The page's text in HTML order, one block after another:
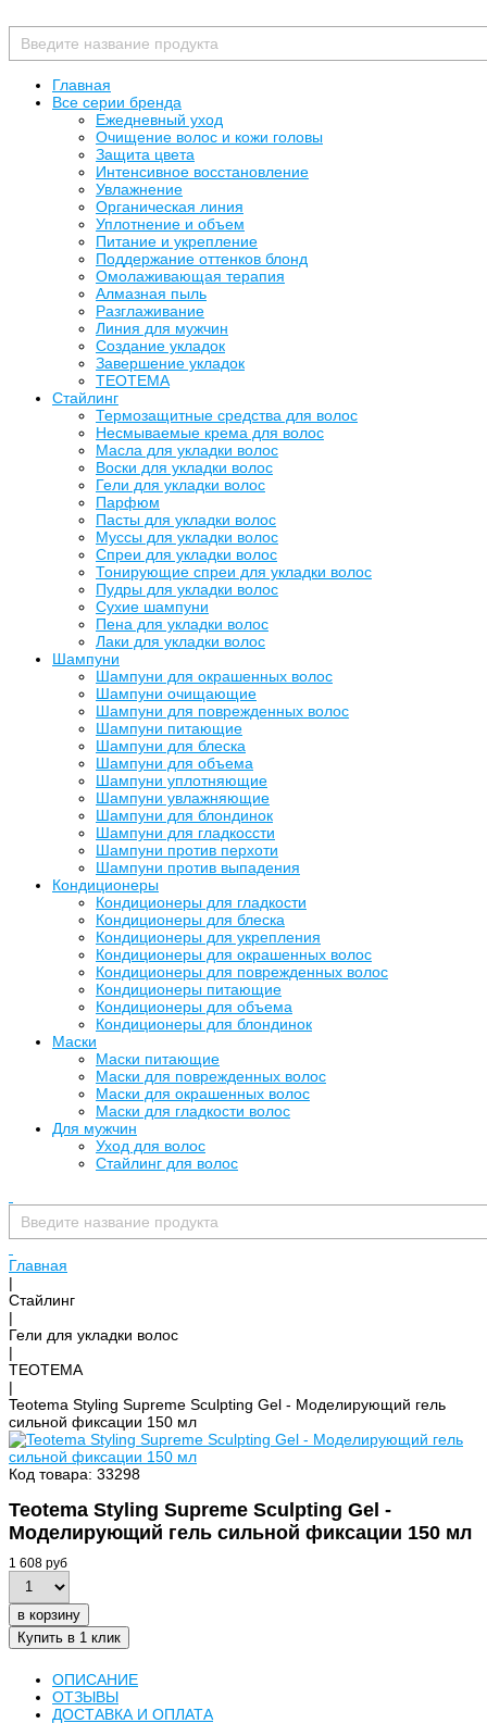
Главная
Все серии бренда
Ежедневный уход
Очищение волос и кожи головы
Защита цвета
Интенсивное восстановление
Увлажнение
Органическая линия
Уплотнение и объем
Питание и укрепление
Поддержание оттенков блонд
Омолаживающая терапия
Алмазная пыль
Разглаживание
Линия для мужчин
Создание укладок
Завершение укладок
TEOTEMA
Стайлинг
Термозащитные средства для волос
Несмываемые крема для волос
Масла для укладки волос
Воски для укладки волос
Гели для укладки волос
Парфюм
Пасты для укладки волос
Муссы для укладки волос
Спреи для укладки волос
Тонирующие спреи для укладки волос
Пудры для укладки волос
Сухие шампуни
Пена для укладки волос
Лаки для укладки волос
Шампуни
Шампуни для окрашенных волос
Шампуни очищающие
Шампуни для поврежденных волос
Шампуни питающие
Шампуни для блеска
Шампуни для объема
Шампуни уплотняющие
Шампуни увлажняющие
Шампуни для блондинок
Шампуни для гладкоссти
Шампуни против перхоти
Шампуни против выпадения
Кондиционеры
Кондиционеры для гладкости
Кондиционеры для блеска
Кондиционеры для укрепления
Кондиционеры для окрашенных волос
Кондиционеры для поврежденных волос
Кондиционеры питающие
Кондиционеры для объема
Кондиционеры для блондинок
Маски
Маски питающие
Маски для поврежденных волос
Маски для окрашенных волос
Маски для гладкости волос
Для мужчин
Уход для волос
Стайлинг для волос
Главная
|
Стайлинг
|
Гели для укладки волос
|
TEOTEMA
|
Teotema Styling Supreme Sculpting Gel - Моделирующий гель
сильной фиксации 150 мл
Код товара: 33298
Teotema Styling Supreme Sculpting Gel -
Моделирующий гель сильной фиксации 150 мл
1 608 руб
в корзину
Купить в 1 клик
ОПИСАНИЕ
ОТЗЫВЫ
ДОСТАВКА И ОПЛАТА